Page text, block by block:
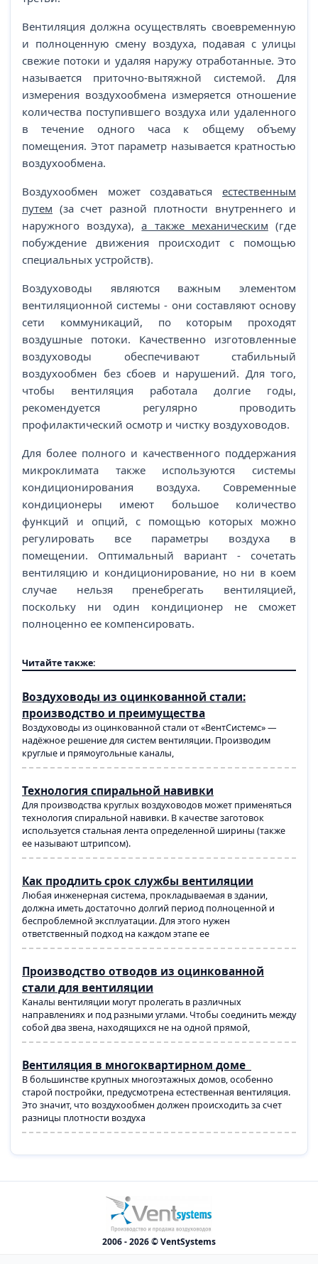
Вентиляция должна осуществлять своевременную
и полноценную смену воздуха, подавая с улицы
свежие потоки и удаляя наружу отработанные. Это
называется приточно-вытяжной системой. Для
измерения воздухообмена измеряется отношение
количества поступившего воздуха или удаленного
в течение одного часа к общему объему
помещения. Этот параметр называется кратностью
воздухообмена.
Воздухообмен может создаваться естественным
путем (за счет разной плотности внутреннего и
наружного воздуха),а также механическим (где
побуждение движения происходит с помощью
специальных устройств).
Воздуховоды являются важным элементом
вентиляционной системы - они составляют основу
сети коммуникаций, по которым проходят
воздушные потоки. Качественно изготовленные
воздуховоды обеспечивают стабильный
воздухообмен без сбоев и нарушений. Для того,
чтобы вентиляция работала долгие годы,
рекомендуется регулярно проводить
профилактический осмотр и чистку воздуховодов.
Для более полного и качественного поддержания
микроклимата также используются системы
кондиционирования воздуха. Современные
кондиционеры имеют большое количество
функций и опций, с помощью которых можно
регулировать все параметры воздуха в
помещении. Оптимальный вариант - сочетать
вентиляцию и кондиционирование, но ни в коем
случае нельзя пренебрегать вентиляцией,
поскольку ни один кондиционер не сможет
полноценно ее компенсировать.
Читайте также:
Воздуховоды из оцинкованной стали:
производство и преимущества
Воздуховоды из оцинкованной стали от «ВентСистемс» —
надёжное решение для систем вентиляции. Производим
круглые и прямоугольные каналы,
Технология спиральной навивки
Для производства круглых воздуховодов может применяться
технология спиральной навивки. В качестве заготовок
используется стальная лента определенной ширины (также
ее называют штрипсом).
Как продлить срок службы вентиляции
Любая инженерная система, прокладываемая в здании,
должна иметь достаточно долгий период полноценной и
беспроблемной эксплуатации. Для этого нужен
ответственный подход на каждом этапе ее
Производство отводов из оцинкованной
стали для вентиляции
Каналы вентиляции могут пролегать в различных
направлениях и под разными углами. Чтобы соединить между
собой два звена, находящихся не на одной прямой,
Вентиляция в многоквартирном доме
В большинстве крупных многоэтажных домов, особенно
старой постройки, предусмотрена естественная вентиляция.
Это значит, что воздухообмен должен происходить за счет
разницы плотности воздуха
2006 - 2026 © VentSystems